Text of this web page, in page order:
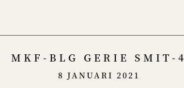
Menu
MKF-BLG GERIE SMIT-4
8 JANUARI 2021